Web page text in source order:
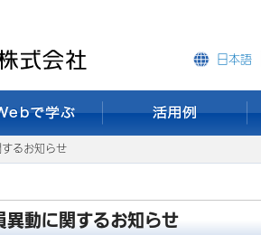
日本語
るお知らせ
異動に関するお知らせ